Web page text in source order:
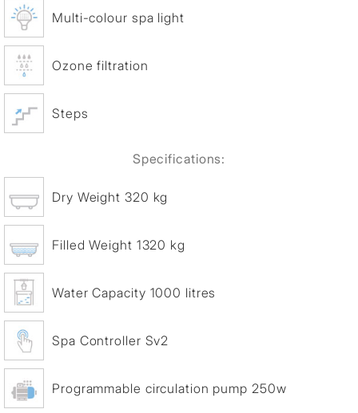
Multi-colour spa light
Ozone filtration
Steps
Specifications:
Dry Weight 320 kg
Filled Weight 1320 kg
Water Capacity 1000 litres
Spa Controller Sv2
Programmable circulation pump 250w